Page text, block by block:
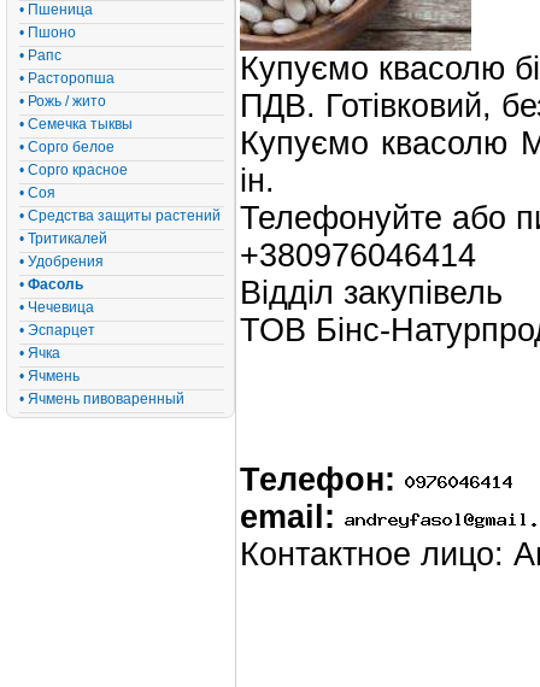
• Пшеница
• Пшоно
• Рапс
• Расторопша
• Рожь / жито
• Семечка тыквы
• Сорго белое
• Сорго красное
• Соя
• Средства защиты растений
• Тритикалей
• Удобрения
• Фасоль
• Чечевица
• Эспарцет
• Ячка
• Ячмень
• Ячмень пивоваренный
Купуємо квасолю
ПДВ. Готівковий,
Купуємо квасолю
ін.
Телефонуйте або
+380976046414
Відділ закупівель
ТОВ Бінс-
Телефон:
email:
Контактное лицо: